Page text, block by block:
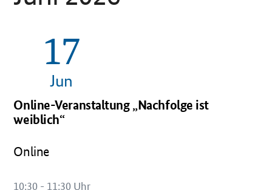
17
Jun
Online-Veranstaltung „Nachfolge ist
weiblich“
Online
10:30 - 11:30 Uhr
OeffnetEinzelsicht